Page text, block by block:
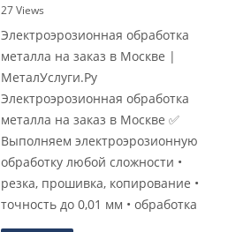
27Views
Электроэрозионная обработка
металла на заказ в Москве |
МеталУслуги.Ру
Электроэрозионная обработка
металла на заказ в Москве ✅
Выполняем электроэрозионную
обработку любой сложности •
резка, прошивка, копирование •
точность до 0,01 мм • обработка